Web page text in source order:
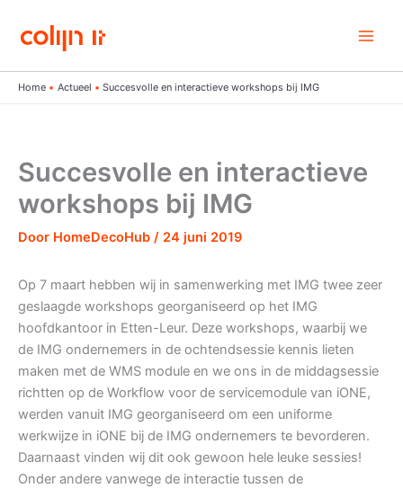
naar
inhoud
Home Actueel Succesvolle en interactieve workshops bij IMG
Succesvolle en interactieve
workshops bij IMG
Door HomeDecoHub / 24 juni 2019
Op 7 maart hebben wij in samenwerking met IMG twee zeer
geslaagde workshops georganiseerd op het IMG
hoofdkantoor in Etten-Leur. Deze workshops, waarbij we
de IMG ondernemers in de ochtendsessie kennis lieten
maken met de WMS module en we ons in de middagsessie
richtten op de Workflow voor de servicemodule van iONE,
werden vanuit IMG georganiseerd om een uniforme
werkwijze in iONE bij de IMG ondernemers te bevorderen.
Daarnaast vinden wij dit ook gewoon hele leuke sessies!
Onder andere vanwege de interactie tussen de